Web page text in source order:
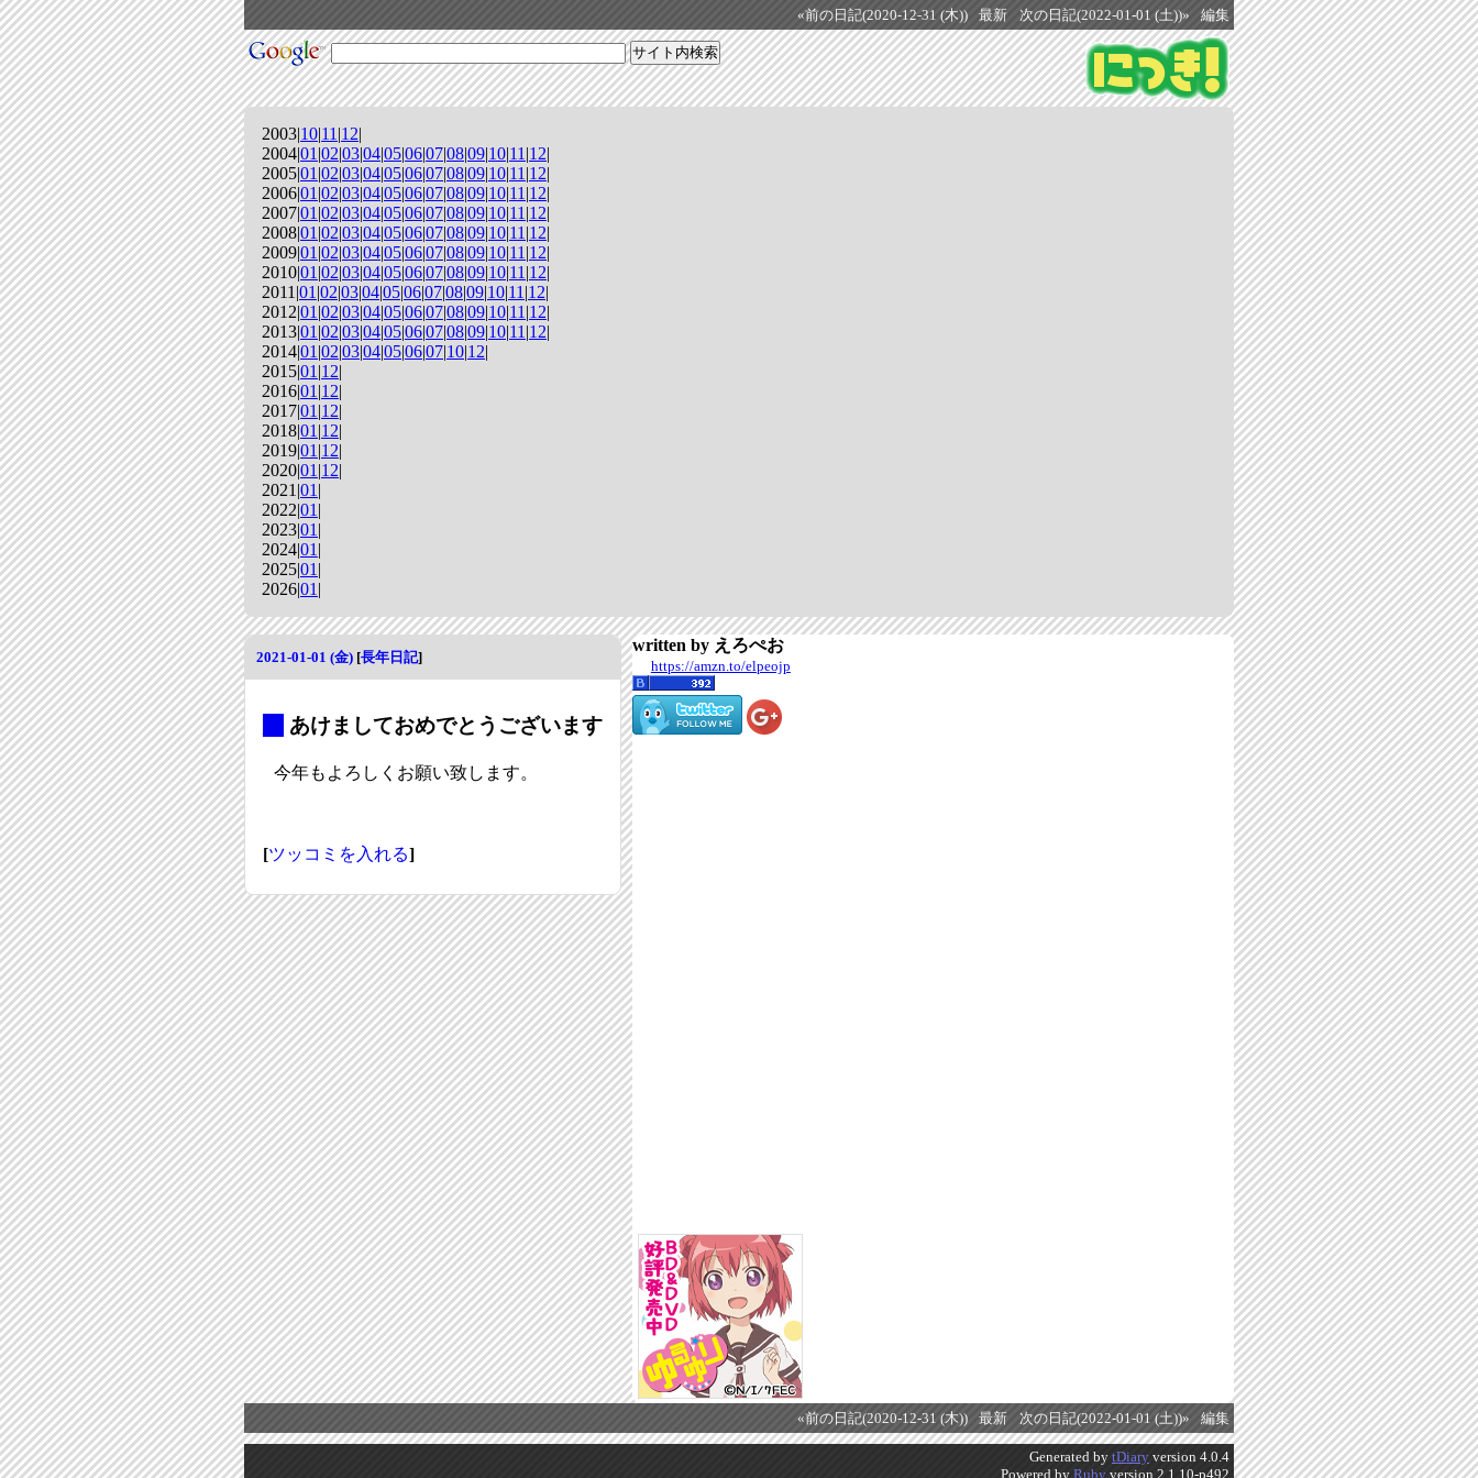
«前の日記(2020-12-31 (木)) 最新 次の日記(2022-01-01 (土))» 編集
2003|10|11 |12|
2004|01 |02|03|04|05|06|07|08|09|10|11 |12|
2005|01 |02|03|04|05|06|07|08|09|10|11 |12|
2006|01 |02|03|04|05|06|07|08|09|10|11 |12|
2007|01 |02|03|04|05|06|07|08|09|10|11 |12|
2008|01 |02|03|04|05|06|07|08|09|10|11 |12|
2009|01 |02|03|04|05|06|07|08|09|10|11 |12|
2010|01 |02|03|04|05|06|07|08|09|10|11 |12|
2011|01 |02|03|04|05|06|07|08|09|10|11 |12|
2012|01 |02|03|04|05|06|07|08|09|10|11 |12|
2013|01 |02|03|04|05|06|07|08|09|10|11 |12|
2014|01 |02|03|04|05|06|07|10|12|
2015|01 |12|
2016|01 |12|
2017|01 |12|
2018|01 |12|
2019|01 |12|
2020|01 |12|
2021|01 |
2022|01 |
2023|01 |
2024|01 |
2025|01 |
2026|01 |
2021-01-01 (金) [長年日記]
あけましておめでとうございます
今年もよろしくお願い致します。
[ツッコミを入れる]
written by えろぺお
https://amzn.to/elpeojp
«前の日記(2020-12-31 (木)) 最新 次の日記(2022-01-01 (土))» 編集
Generated by tDiary version 4.0.4
Powered by Ruby version 2.1.10-p492